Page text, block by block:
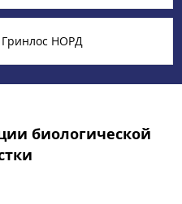
НОРД
биологической